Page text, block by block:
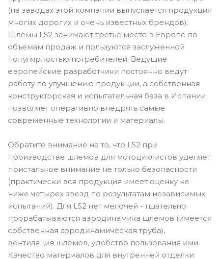
(на заводах этой компании выпускается продукция
многих дорогих и очень известных брендов).
Шлемы LS2 занимают третье место в Европе по
объемам продаж и пользуются заслуженной
популярностью потребителей. Ведущие
европейские разработчики постоянно ведут
работу по улучшению продукции, а собственная
конструкторская и испытательная база в Испании
позволяет оперативно внедрять самые
современные технологии и материалы.
Обратите внимание на то, что LS2 при
производстве шлемов для мотоциклистов уделяет
пристальное внимание не только безопасности
(практически вся продукция имеет оценку не
ниже четырех звезд по результатам независимых
испытаний). Для LS2 нет мелочей - тщательно
прорабатываются аэродинамика шлемов (имеется
собственная аэродинамическая труба),
вентиляция шлемов, удобство пользования ими.
Качество материалов для внутренней отделки